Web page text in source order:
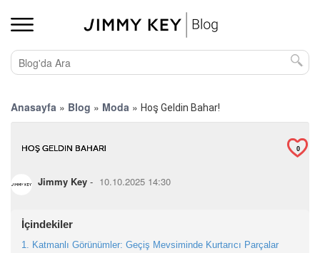
Anasayfa » Blog » Moda » Hoş Geldin Bahar!
HOŞ GELDIN BAHAR! 0
Jimmy Key - 10.10.2025 14:30
İçindekiler
1. Katmanlı Görünümler: Geçiş Mevsiminde Kurtarıcı Parçalar